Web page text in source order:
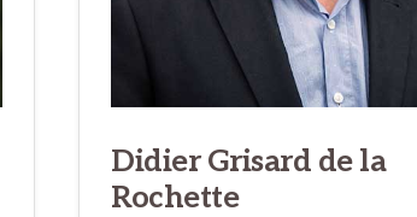
Didier Grisard de la
Rochette